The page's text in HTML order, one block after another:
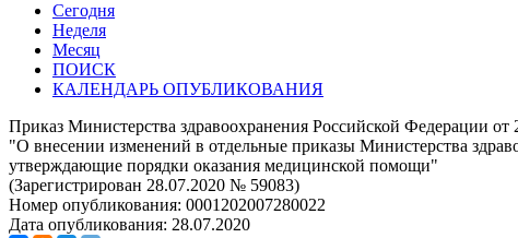
Сегодня
Неделя
Месяц
ПОИСК
КАЛЕНДАРЬ ОПУБЛИКОВАНИЯ
Приказ Министерства здравоохранения Российской Федерации
"О внесении изменений в отдельные приказы Министерства
утверждающие порядки оказания медицинской помощи"
(Зарегистрирован 28.07.2020 № 59083)
Номер опубликования: 0001202007280022
Дата опубликования: 28.07.2020